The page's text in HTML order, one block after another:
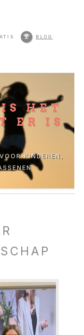
HET
ER IS
KINDEREN,
BLOG